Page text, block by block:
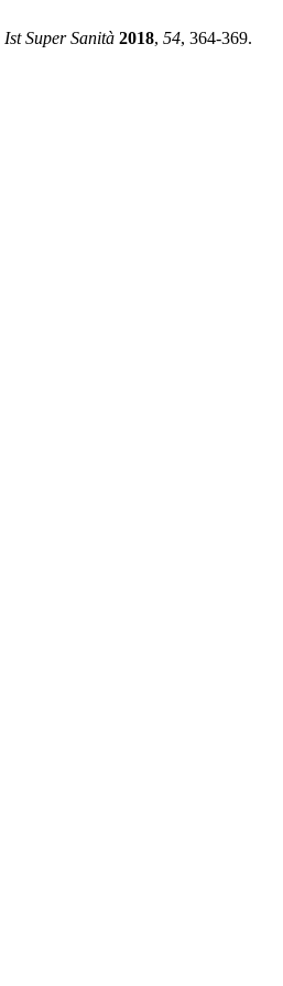
Ist Super Sanità 2018, 54, 364-369.